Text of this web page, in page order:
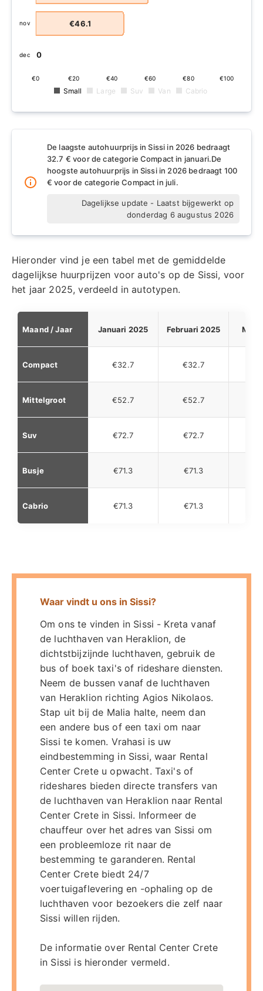
€46.1
€0
nov
dec
€0 €20 €40 €60 €80 €100
Small Large Suv Van Cabrio
De laagste autohuurprijs in Sissi in 2026 bedraagt
32.7 € voor de categorie Compact in januari.De
hoogste autohuurprijs in Sissi in 2026 bedraagt 100
€ voor de categorie Compact in juli.
Dagelijkse update - Laatst bijgewerkt op
donderdag 6 augustus 2026
Hieronder vind je een tabel met de gemiddelde
dagelijkse huurprijzen voor auto's op de Sissi, voor
het jaar 2025, verdeeld in autotypen.
Maand / Jaar
Compact
Mittelgroot
Suv
Busje
Cabrio
Januari 2025
€32.7
€52.7
€72.7
€71.3
€71.3
Februari 2025
€32.7
€52.7
€72.7
€71.3
€71.3
Waar vindt u ons in Sissi?
Om ons te vinden in Sissi - Kreta vanaf
de luchthaven van Heraklion, de
dichtstbijzijnde luchthaven, gebruik de
bus of boek taxi's of rideshare diensten.
Neem de bussen vanaf de luchthaven
van Heraklion richting Agios Nikolaos.
Stap uit bij de Malia halte, neem dan
een andere bus of een taxi om naar
Sissi te komen. Vrahasi is uw
eindbestemming in Sissi, waar Rental
Center Crete u opwacht. Taxi's of
rideshares bieden directe transfers van
de luchthaven van Heraklion naar Rental
Center Crete in Sissi. Informeer de
chauffeur over het adres van Sissi om
een probleemloze rit naar de
bestemming te garanderen. Rental
Center Crete biedt 24/7
voertuigaflevering en -ophaling op de
luchthaven voor bezoekers die zelf naar
Sissi willen rijden.
De informatie over Rental Center Crete
in Sissi is hieronder vermeld.